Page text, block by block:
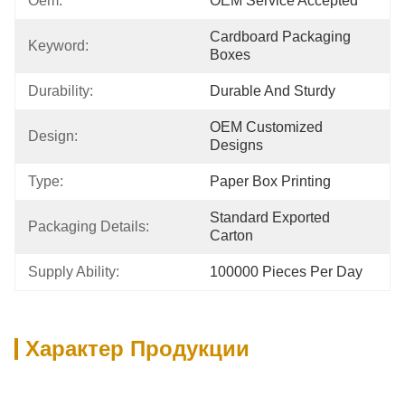
Keyword:
Cardboard Packaging
Boxes
Durability: Durable And Sturdy
Design:
OEM Customized
Designs
Type: Paper Box Printing
Packaging Details:
Standard Exported
Carton
Supply Ability: 100000 Pieces Per Day
Характер Продукции